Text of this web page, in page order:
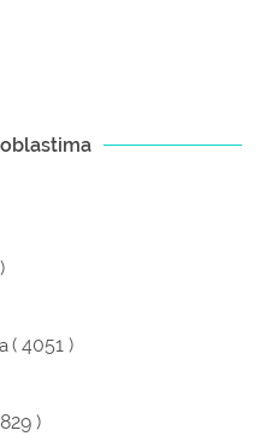
( 4051 )
)